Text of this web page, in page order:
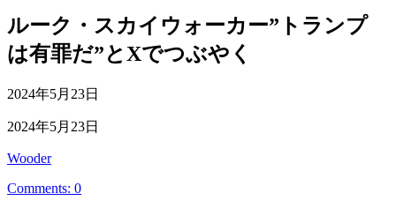
ルーク・スカイウォーカー”トランプ
は有罪だ”とXでつぶやく
公
日
2024年5月23日
最
更
新
日
2024年5月23日
投
者
Wooder
Comments: 0